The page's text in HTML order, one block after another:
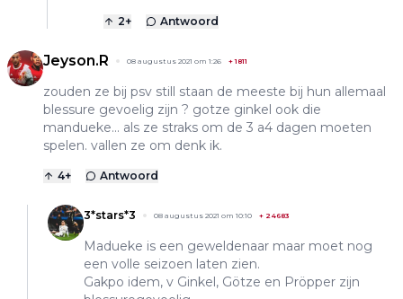
2+ Antwoord
Jeyson.R 08 augustus 2021 om 1:26 +1811
zouden ze bij psv still staan de meeste bij hun allemaal
blessure gevoelig zijn ? gotze ginkel ook die
mandueke... als ze straks om de 3 a4 dagen moeten
spelen. vallen ze om denk ik.
4+ Antwoord
3*stars*3 08 augustus 2021 om 10:10 + 24683
Madueke is een geweldenaar maar moet nog
een volle seizoen laten zien.
Gakpo idem, v Ginkel, Götze en Pröpper zijn